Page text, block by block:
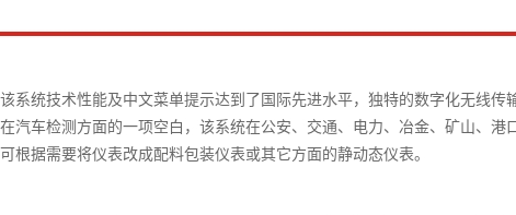
系统技术性能及中文菜单提示达到了国际先进水平，独特的数字化无线
汽车检测方面的一项空白，该系统在公安、交通、电力、冶金、矿山、
根据需要将仪表改成配料包装仪表或其它方面的静动态仪表。